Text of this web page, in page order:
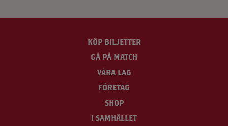
KÖP BILJETTER
GÅ PÅ MATCH
VÅRA LAG
FÖRETAG
SHOP
I SAMHÄLLET